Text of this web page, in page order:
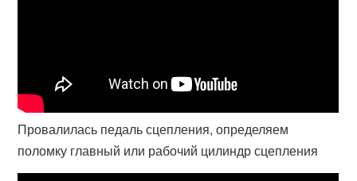
Провалилась педаль сцепления, определяем
поломку главный или рабочий цилиндр сцепления